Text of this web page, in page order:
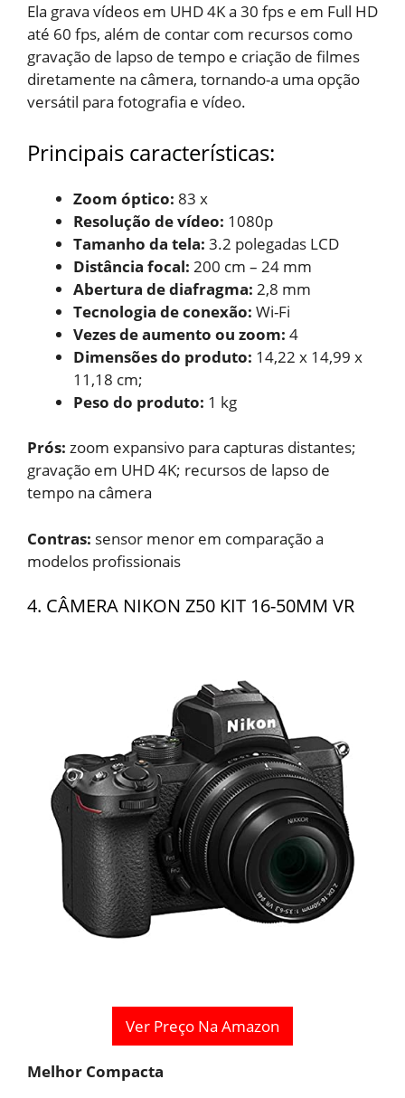
Ela grava vídeos em UHD 4K a 30 fps e em Full HD
até 60 fps, além de contar com recursos como
gravação de lapso de tempo e criação de filmes
diretamente na câmera, tornando-a uma opção
versátil para fotografia e vídeo.
Principais características:
Zoom óptico: 83 x
Resolução de vídeo: ‎ 1080p
Tamanho da tela: ‎3.2 polegadas LCD
Distância focal: ‎200 cm – 24 mm
Abertura de diafragma: ‎2,8 mm
Tecnologia de conexão: ‎Wi-Fi
Vezes de aumento ou zoom: ‎4
Dimensões do produto: ‎14,22 x 14,99 x
11,18 cm;
Peso do produto: 1 kg
Prós: zoom expansivo para capturas distantes;
gravação em UHD 4K; recursos de lapso de
tempo na câmera
Contras: sensor menor em comparação a
modelos profissionais
4. CÂMERA NIKON Z50 KIT 16-50MM VR
Ver Preço Na Amazon
Melhor Compacta